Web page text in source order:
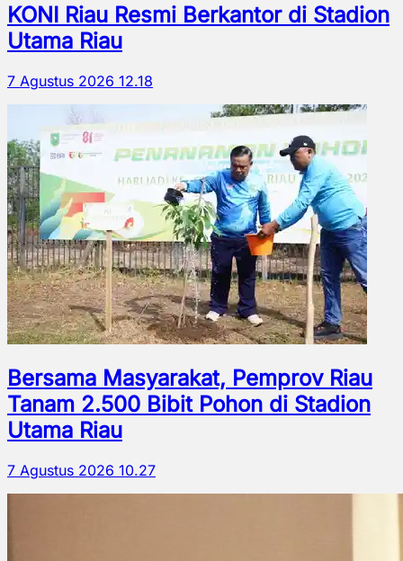
KONI Riau Resmi Berkantor di Stadion
Utama Riau
7 Agustus 2026 12.18
Bersama Masyarakat, Pemprov Riau
Tanam 2.500 Bibit Pohon di Stadion
Utama Riau
7 Agustus 2026 10.27